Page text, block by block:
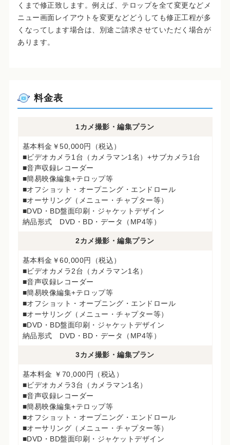
くまで修正致します。例えば、テロップを全て変更などメ
ニュー画面レイアウトを変更などどうしても修正工程が多
くなってします場合は、別途ご請求させていただく場合が
あります。
料金表
1カメ撮影・編集プラン
基本料金￥50,000円（税込）
■ビデオカメラ1台（カメラマン1名）+サブカメラ1台
■音声収録レコーダー
■簡易映像編集+テロップ等
■オフショット・オープニング・エンドロール
■オーサリング（メニュー・チャプター等）
■DVD・BD盤面印刷・ジャケットデザイン
納品形式 DVD・BD・データ（MP4等）
2カメ撮影・編集プラン
基本料金￥60,000円（税込）
■ビデオカメラ2台（カメラマン1名）
■音声収録レコーダー
■簡易映像編集+テロップ等
■オフショット・オープニング・エンドロール
■オーサリング（メニュー・チャプター等）
■DVD・BD盤面印刷・ジャケットデザイン
納品形式 DVD・BD・データ（MP4等）
3カメ撮影・編集プラン
基本料金 ￥70,000円（税込）
■ビデオカメラ3台（カメラマン1名）
■音声収録レコーダー
■簡易映像編集+テロップ等
■オフショット・オープニング・エンドロール
■オーサリング（メニュー・チャプター等）
■DVD・BD盤面印刷・ジャケットデザイン